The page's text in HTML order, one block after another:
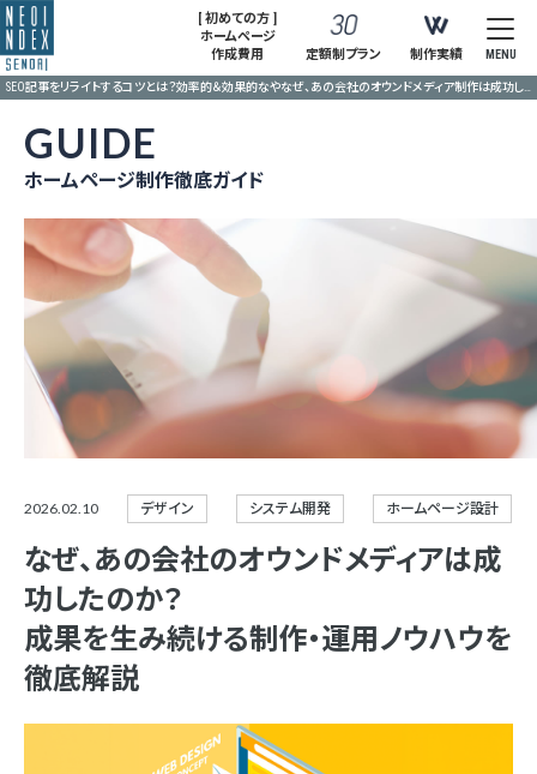
[ 初めての方 ]
ホームページ
作成費用
定額制プラン 制作実績 MENU
GUIDE
ホームページ制作徹底ガイド
2026.02.10 デザイン システム開発 ホームページ設計
なぜ、あの会社のオウンドメディアは成
功したのか？
成果を生み続ける制作・運用ノウハウを
徹底解説